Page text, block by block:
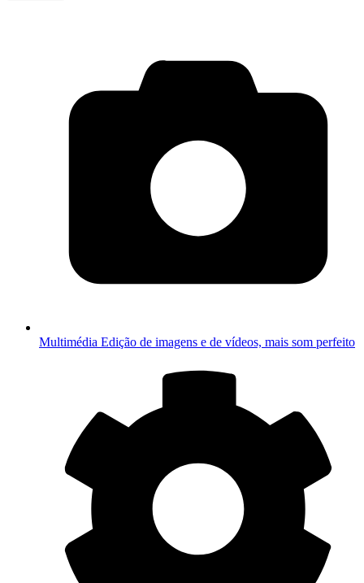
Multimédia Edição de imagens e de vídeos, mais som perfeito